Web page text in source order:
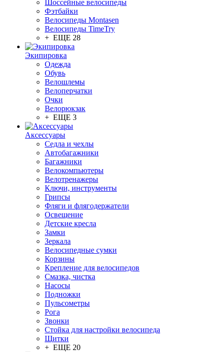
Шоссейные велосипеды
Фэтбайки
Велосипеды Montasen
Велосипеды TimeTry
+ ЕЩЕ 28
Экипировка
Одежда
Обувь
Велошлемы
Велоперчатки
Очки
Велорюкзак
+ ЕЩЕ 3
Аксессуары
Седла и чехлы
Автобагажники
Багажники
Велокомпьютеры
Велотренажеры
Ключи, инструменты
Грипсы
Фляги и флягодержатели
Освещение
Детские кресла
Замки
Зеркала
Велосипедные сумки
Корзины
Крепление для велосипедов
Смазка, чистка
Насосы
Подножки
Пульсометры
Рога
Звонки
Стойка для настройки велосипеда
Щитки
+ ЕЩЕ 20